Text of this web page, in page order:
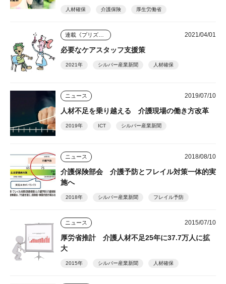
人材確保 介護保険 厚生労働省
2021/04/01
必要なケアスタッフ支援策
2021年 シルバー産業新聞 人材確保
ニュース 2019/07/10
人材不足を乗り越える 介護現場の働き方改革
2019年 ICT シルバー産業新聞
ニュース 2018/08/10
介護保険部会 介護予防とフレイル対策一体的実
施へ
2018年 シルバー産業新聞 フレイル予防
ニュース 2015/07/10
厚労省推計 介護人材不足25年に37.7万人に拡
大
2015年 シルバー産業新聞 人材確保